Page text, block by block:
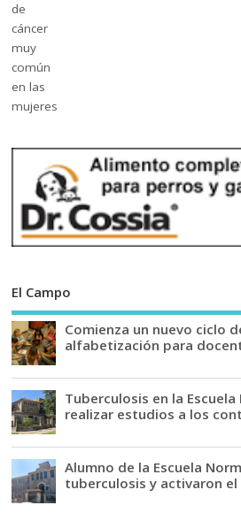
El Campo
Comienza un nuevo ciclo
alfabetización para
Tuberculosis en la Escuela
realizar estudios a los
Alumno de la Escuela
tuberculosis y activaron